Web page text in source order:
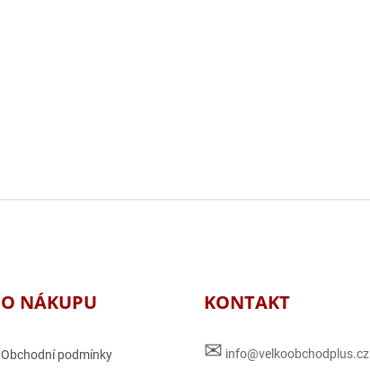
O NÁKUPU
Obchodní podmínky
KONTAKT
✉ info@velkoobchodplus.cz